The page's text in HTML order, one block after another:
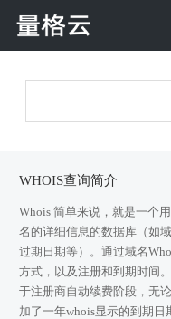
WHOIS查询简介
Whois 简单来说，就是一个
名的详细信息的数据库（如
过期日期等）。通过域名
方式，以及注册和到期时间
于注册商自动续费阶段，无
加了一年whois显示的到期日